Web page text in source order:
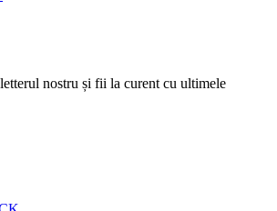
nostru și fii la curent cu ultimele